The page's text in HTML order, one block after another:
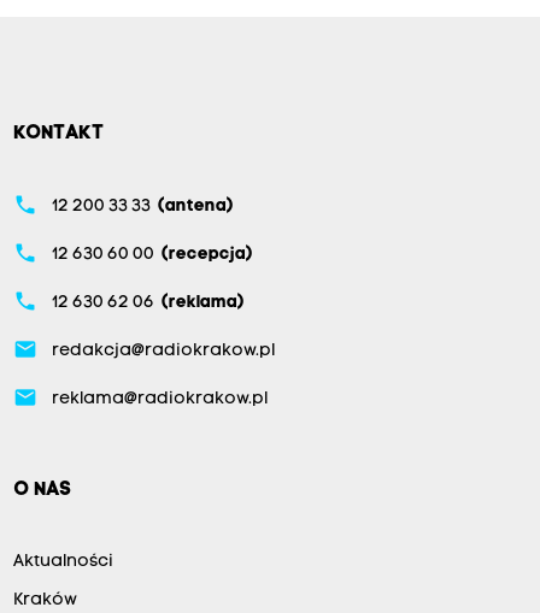
KONTAKT
phone 12 200 33 33 (antena)
phone 12 630 60 00 (recepcja)
phone 12 630 62 06 (reklama)
email redakcja@radiokrakow.pl
email reklama@radiokrakow.pl
O NAS
Aktualności
Kraków